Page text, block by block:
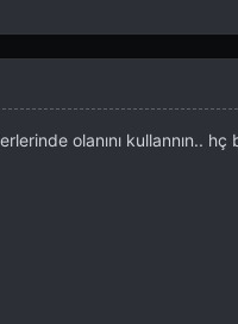
olanını kullannın..